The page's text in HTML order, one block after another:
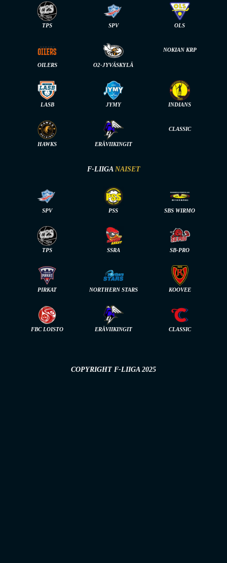
TPS SPV OLS
OILERS O2-JYVÄSKYLÄ
NOKIAN KRP
LASB JYMY INDIANS
HAWKS ERÄVIIKINGIT
CLASSIC
F-LIIGA NAISET
SPV PSS SBS WIRMO
TPS SSRA SB-PRO
PIRKAT NORTHERN STARS KOOVEE
FBC LOISTO ERÄVIIKINGIT CLASSIC
COPYRIGHT F-LIIGA 2025